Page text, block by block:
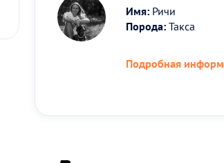
Имя: Ричи
Порода: Такса
Подробная